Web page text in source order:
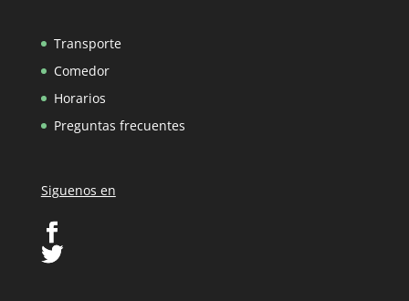
Transporte
Comedor
Horarios
Preguntas frecuentes
Siguenos en